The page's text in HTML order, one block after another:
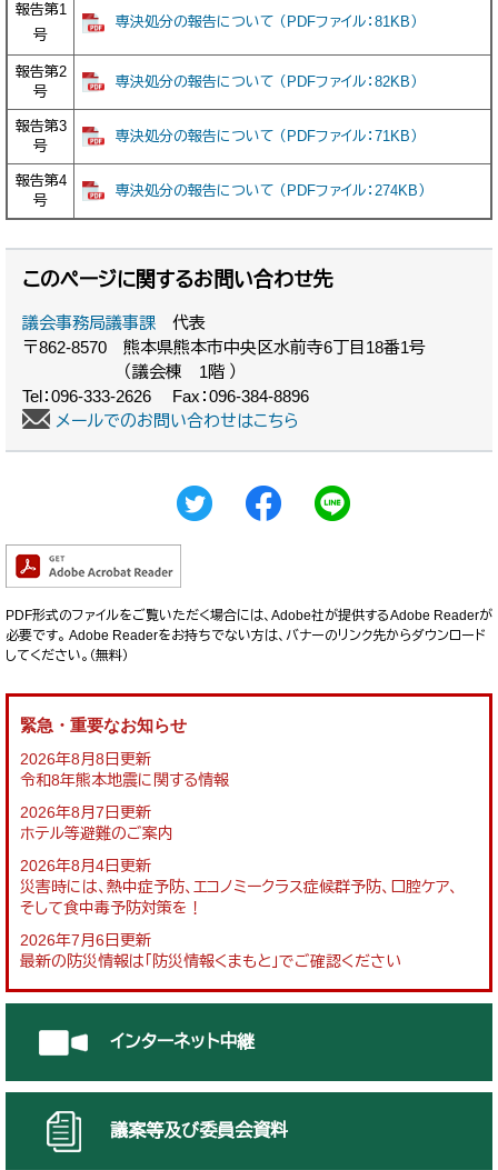
報告第1
号
専決処分の報告について （PDFファイル：81KB）
報告第2
号
専決処分の報告について （PDFファイル：82KB）
報告第3
号
専決処分の報告について （PDFファイル：71KB）
報告第4
号
専決処分の報告について （PDFファイル：274KB）
このページに関するお問い合わせ先
議会事務局議事課
代表
〒862-8570
熊本県熊本市中央区水前寺6丁目18番1号
（議会棟 1階 ）
Tel：096-333-2626
Fax：096-384-8896
メールでのお問い合わせはこちら
PDF形式のファイルをご覧いただく場合には、Adobe社が提供するAdobe Readerが
必要です。 Adobe Readerをお持ちでない方は、バナーのリンク先からダウンロード
してください。（無料）
緊急・重要なお知らせ
2026年8月8日更新
令和8年熊本地震に関する情報
2026年8月7日更新
ホテル等避難のご案内
2026年8月4日更新
災害時には、熱中症予防、エコノミークラス症候群予防、口腔ケア、
そして食中毒予防対策を！
2026年7月6日更新
最新の防災情報は「防災情報くまもと」でご確認ください
インターネット中継
議案等及び委員会資料